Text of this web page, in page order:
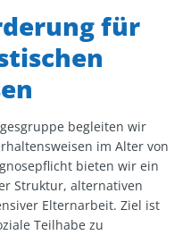
für
begleiten wir
im Alter von
bieten wir ein
Struktur, alternativen
Elternarbeit. Ziel ist
Teilhabe zu